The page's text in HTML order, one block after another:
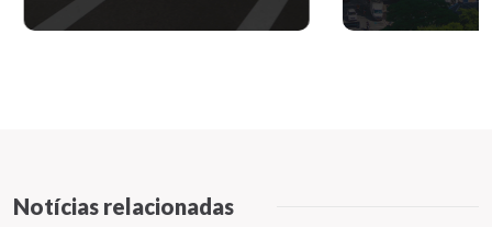
Notícias relacionadas